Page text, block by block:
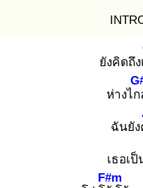
ยังคิดถึง
ห่างไก
ฉันยัง
เธอเป็
F#m